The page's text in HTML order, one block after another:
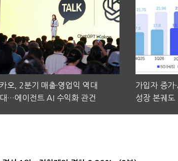
오, 2분기 매출·영업익 역대
…에이전트 AI 수익화 관건
가입자 증가
성장 본궤도